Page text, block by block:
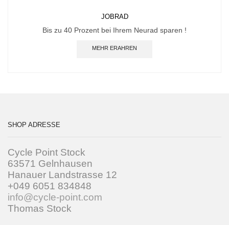
JOBRAD
Bis zu 40 Prozent bei Ihrem Neurad sparen !
MEHR ERAHREN
SHOP ADRESSE
Cycle Point Stock
63571 Gelnhausen
Hanauer Landstrasse 12
+049 6051 834848
info@cycle-point.com
Thomas Stock